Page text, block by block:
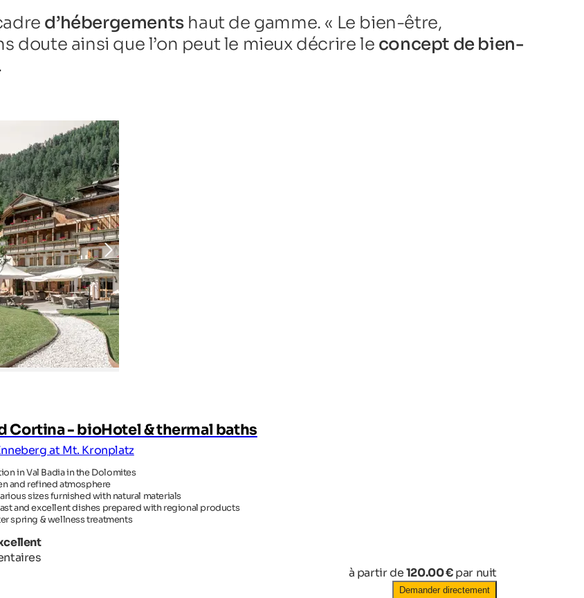
d’hébergementshaut de gamme. « Le bien-être,
doute ainsi que l’on peut le mieux décrire le concept de bien-
.
Cortina - bioHotel & thermal baths
at Mt. Kronplatz
in Val Badia in the Dolomites
and refined atmosphere
sizes furnished with natural materials
and excellent dishes prepared with regional products
spring & wellness treatments
à partir de120.00 € par nuit
Demander directement